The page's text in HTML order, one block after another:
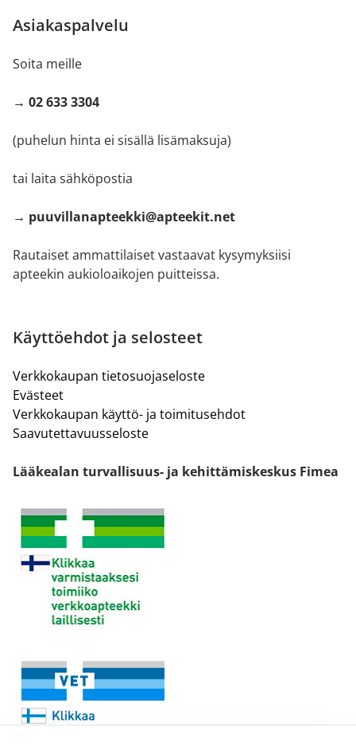
Asiakaspalvelu
Soita meille
→ 02 633 3304
(puhelun hinta ei sisällä lisämaksuja)
tai laita sähköpostia
→ puuvillanapteekki@apteekit.net
Rautaiset ammattilaiset vastaavat kysymyksiisi
apteekin aukioloaikojen puitteissa.
Käyttöehdot ja selosteet
Verkkokaupan tietosuojaseloste
Evästeet
Verkkokaupan käyttö- ja toimitusehdot
Saavutettavuusseloste
Lääkealan turvallisuus- ja kehittämiskeskus Fimea